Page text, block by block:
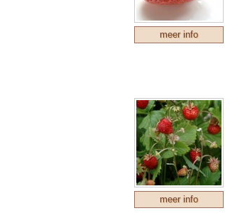
meer info
meer info